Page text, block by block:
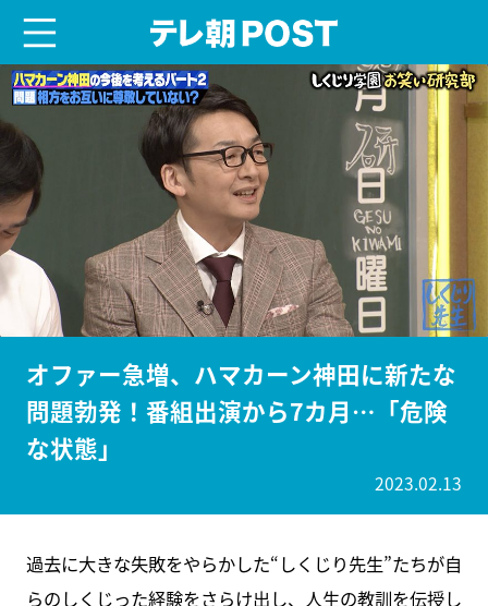
オファー急増、ハマカーン神田に新たな
問題勃発！番組出演から7カ月…「危険
な状態」
2023.02.13
過去に大きな失敗をやらかした“しくじり先生”たちが自
らのしくじった経験をさらけ出し、人生の教訓を伝授し